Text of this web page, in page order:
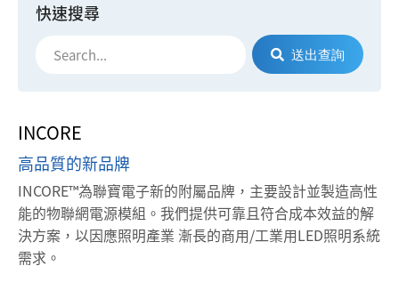
快速搜尋
送出查詢
INCORE
高品質的新品牌
INCORE™為聯寶電子新的附屬品牌，主要設計並製造高性
能的物聯網電源模組。我們提供可靠且符合成本效益的解
決方案，以因應照明產業 漸長的商用/工業用LED照明系統
需求。